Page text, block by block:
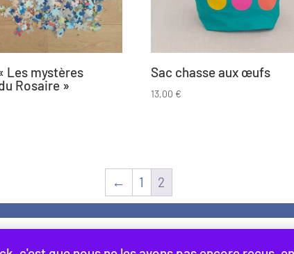
Les mystères
Rosaire »
Sac chasse aux œufs
13,00 €
← 1 2